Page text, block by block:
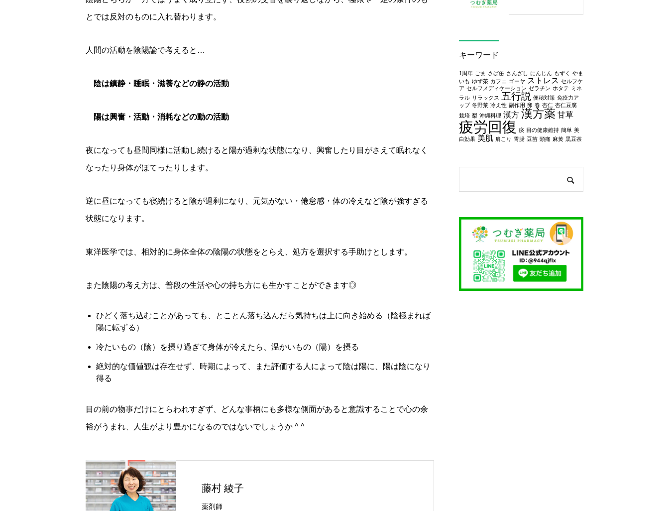
とでは反対のものに入れ替わります。
人間の活動を陰陽論で考えると…
陰は鎮静・睡眠・滋養などの静の活動
陽は興奮・活動・消耗などの動の活動
夜になっても昼間同様に活動し続けると陽が過剰な状態になり、興奮したり目がさえて眠れなく
なったり身体がほてったりします。
逆に昼になっても寝続けると陰が過剰になり、元気がない・倦怠感・体の冷えなど陰が強すぎる
状態になります。
東洋医学では、相対的に身体全体の陰陽の状態をとらえ、処方を選択する手助けとします。
また陰陽の考え方は、普段の生活や心の持ち方にも生かすことができます◎
ひどく落ち込むことがあっても、とことん落ち込んだら気持ちは上に向き始める（陰極まれば
陽に転ずる）
冷たいもの（陰）を摂り過ぎて身体が冷えたら、温かいもの（陽）を摂る
絶対的な価値観は存在せず、時期によって、また評価する人によって陰は陽に、陽は陰になり
得る
目の前の物事だけにとらわれすぎず、どんな事柄にも多様な側面があると意識することで心の余
裕がうまれ、人生がより豊かになるのではないでしょうか ^ ^
藤村 綾子
薬剤師
キーワード
1周年 ごま さば缶 さんざし にんじん もずく
やま
いも ゆず茶 カフェ ゴーヤ ストレス セルフケ
ア セルフメディケーション ゼラチン ホタテ
ミネ
ラル リラックス 五行説 便秘対策 免疫力ア
ップ 冬野菜 冷え性 副作用 卵 春 杏仁 杏仁豆腐
栽培 梨 沖縄料理 漢方 漢方薬 甘草
疲労回復 痰 目の健康維持 簡単 美
白効果 美肌 肩こり 胃腸 豆苗 頭痛 麻黄 黒豆茶